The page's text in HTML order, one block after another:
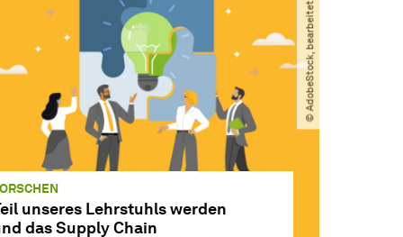
unseres Lehrstuhls werden
das Supply Chain
© AdobeStock, bearbeitet